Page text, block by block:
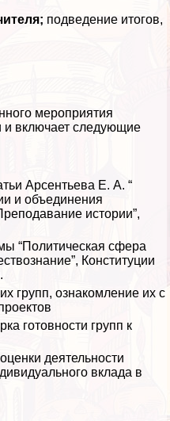
подведение итогов,
мероприятия
и включает следующие
Арсентьева Е. А. “
и объединения
истории”,
“Политическая сфера
Конституции
групп, ознакомление их с
готовности групп к
деятельности
вклада в